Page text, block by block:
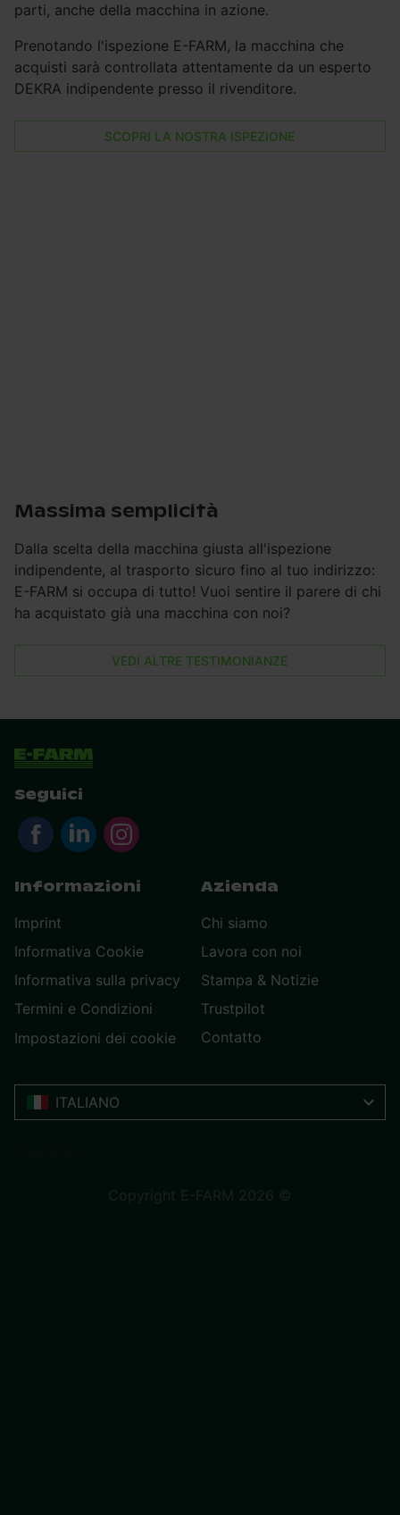
parti, anche della macchina in azione.
Prenotando l'ispezione E-FARM, la macchina che
acquisti sarà controllata attentamente da un esperto
DEKRA indipendente presso il rivenditore.
SCOPRI LA NOSTRA ISPEZIONE
Massima semplicità
Dalla scelta della macchina giusta all'ispezione
indipendente, al trasporto sicuro fino al tuo indirizzo:
E-FARM si occupa di tutto! Vuoi sentire il parere di chi
ha acquistato già una macchina con noi?
VEDI ALTRE TESTIMONIANZE
Seguici
Informazioni
Imprint
Informativa Cookie
Informativa sulla privacy
Termini e Condizioni
Impostazioni dei cookie
Azienda
Chi siamo
Lavora con noi
Stampa & Notizie
Trustpilot
Contatto
ITALIANO